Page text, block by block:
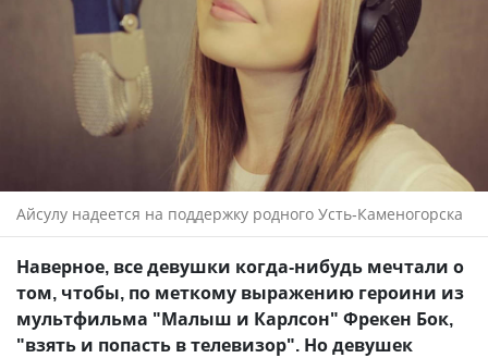
Айсулу надеется на поддержку родного Усть-Каменогорска
Наверное, все девушки когда-нибудь мечтали о
том, чтобы, по меткому выражению героини из
мультфильма "Малыш и Карлсон" Фрекен Бок,
"взять и попасть в телевизор". Но девушек